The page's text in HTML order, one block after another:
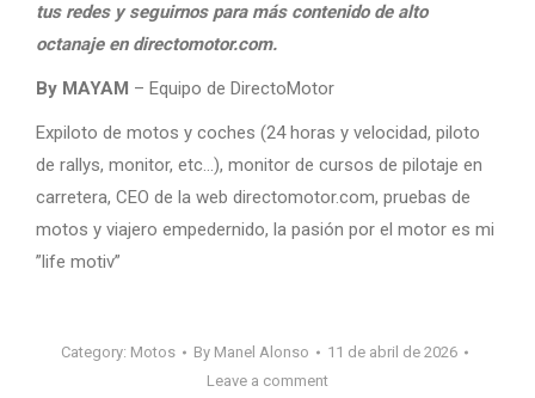
tus redes y seguirnos para más contenido de alto
octanaje en directomotor.com.
By MAYAM – Equipo de DirectoMotor
Expiloto de motos y coches (24 horas y velocidad, piloto
de rallys, monitor, etc…), monitor de cursos de pilotaje en
carretera, CEO de la web directomotor.com, pruebas de
motos y viajero empedernido, la pasión por el motor es mi
”life motiv”
Category: Motos By Manel Alonso
11 de abril de 2026
Leave a comment